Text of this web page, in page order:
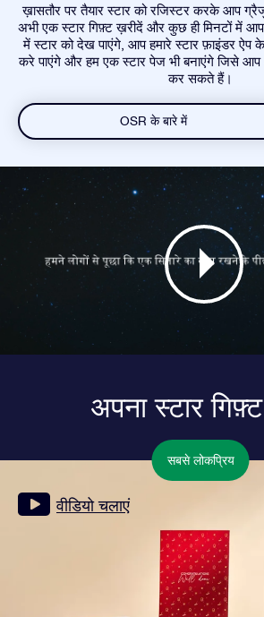
ख़ासतौर पर तैयार स्टार को रजिस्टर करके आप
अभी एक स्टार गिफ़्ट ख़रीदें और कुछ ही मिनटों में
में स्टार को देख पाएंगे, आप हमारे स्टार फ़ाइंडर ऐप
करे पाएंगे और हम एक स्टार पेज भी बनाएंगे जिसे
कर सकते हैं।
OSR के बारे में
अपना स्टार
सबसे लोकप्रिय
वीडियो चलाएं